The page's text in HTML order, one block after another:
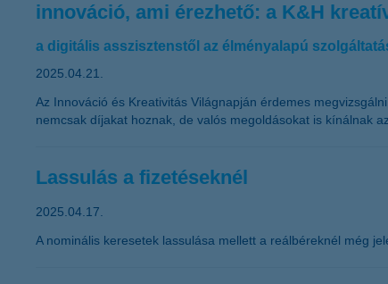
innováció, ami érezhető: a K&H
a digitális asszisztenstől az élményalapú
2025.04.21.
Az Innováció és Kreativitás Világnapján érdemes
nemcsak díjakat hoznak, de valós megoldásokat is kínálnak
Lassulás a fizetéseknél
2025.04.17.
A nominális keresetek lassulása mellett a reálbéreknél még